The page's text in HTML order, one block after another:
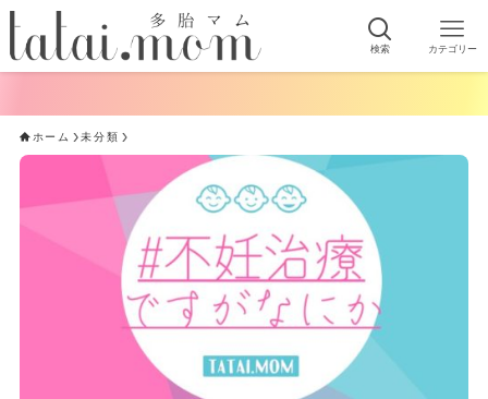
検索 カテゴリー
ホーム 未分類